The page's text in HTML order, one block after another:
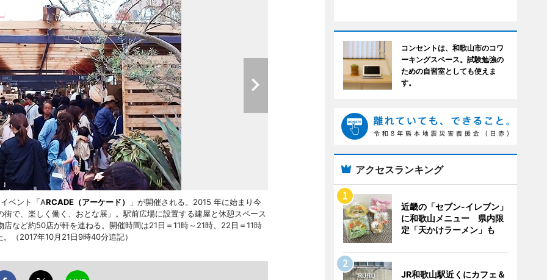
ベント「ARCADE（アーケード）
」が開催される。2015 年に始まり今
で、楽しく働く、おとな展」。駅前広場に設置する建屋と休憩スペース
など約50店が軒を連ねる。開催時間は21日＝11時～21時、22日＝11時
（2017年10月21日9時40分追記）
コンセントは、和歌山市のコワ
ーキングスペース。試験勉強の
ための自習室としても使えま
す。
アクセスランキング
近畿の「セブン-イレブン」
に和歌山メニュー 県内限
定「天かけラーメン」も
JR和歌山駅近くにカフェ＆